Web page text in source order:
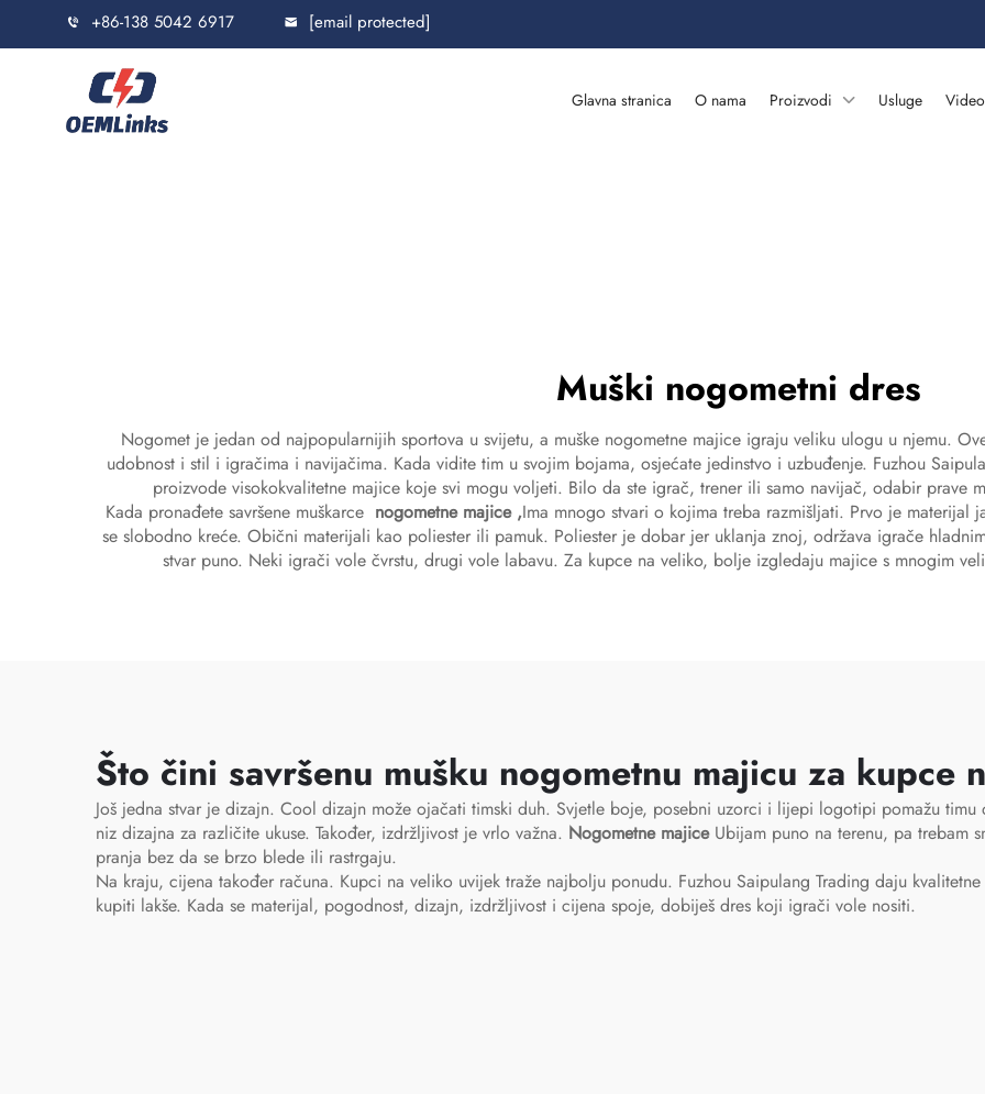
+86-138 5042 6917 [email protected]
Glavna stranica O nama Proizvodi Usluge
Muški nogometni dres
Nogomet je jedan od najpopularnijih sportova u svijetu, a muške nogometne majice igraju veliku ulogu u njemu.
udobnost i stil i igračima i navijačima. Kada vidite tim u svojim bojama, osjećate jedinstvo i uzbuđenje. Fuzhou
proizvode visokokvalitetne majice koje svi mogu voljeti. Bilo da ste igrač, trener ili samo navijač, odabir prave
Kada pronađete savršene muškarce nogometne majice ,Ima mnogo stvari o kojima treba razmišljati. Prvo je
se slobodno kreće. Obični materijali kao poliester ili pamuk. Poliester je dobar jer uklanja znoj, održava igrače
stvar puno. Neki igrači vole čvrstu, drugi vole labavu. Za kupce na veliko, bolje izgledaju majice s mnogim
Što čini savršenu mušku nogometnu majicu za kupce
Još jedna stvar je dizajn. Cool dizajn može ojačati timski duh. Svjetle boje, posebni uzorci i lijepi logotipi pomažu
niz dizajna za različite ukuse. Također, izdržljivost je vrlo važna. Nogometne majice Ubijam puno na terenu, pa trebam
pranja bez da se brzo blede ili rastrgaju.
Na kraju, cijena također računa. Kupci na veliko uvijek traže najbolju ponudu. Fuzhou Saipulang Trading daju
kupiti lakše. Kada se materijal, pogodnost, dizajn, izdržljivost i cijena spoje, dobiješ dres koji igrači vole nositi.